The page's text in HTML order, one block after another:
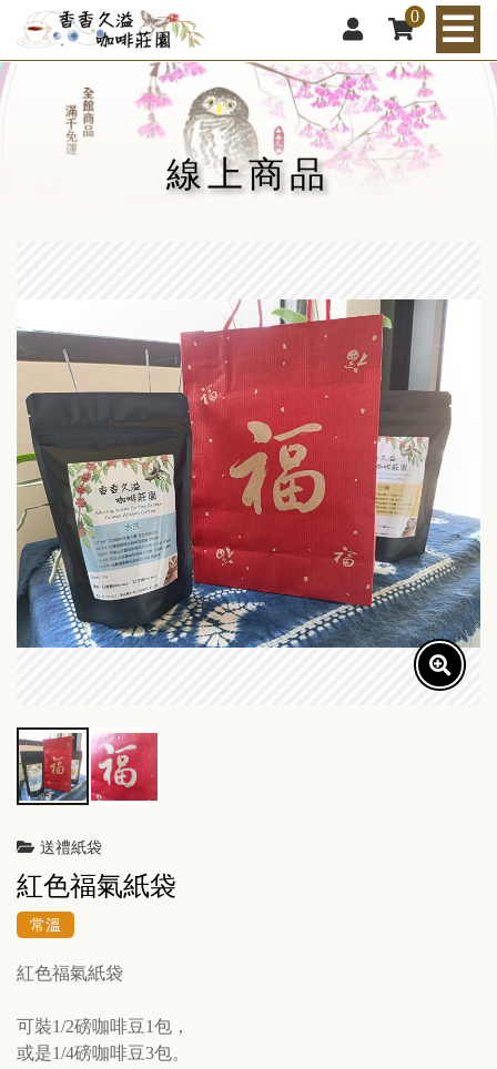
0
線上商品
送禮紙袋
紅色福氣紙袋
常溫
紅色福氣紙袋
可裝1/2磅咖啡豆1包，
或是1/4磅咖啡豆3包。